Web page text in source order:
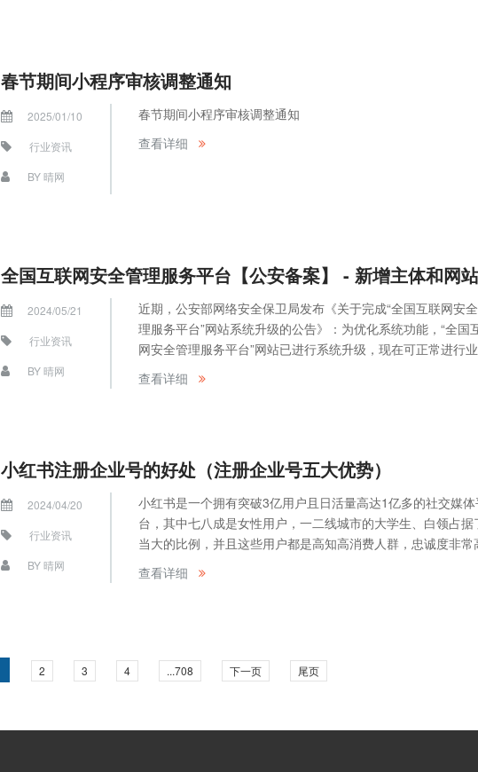
春节期间小程序审核调整通知
2025/01/10
行业资讯
BY晴网
春节期间小程序审核调整通知
查看详细
2024/05/21
行业资讯
BY晴网
近期，公安部网络安全保卫局发布《关于完成“全国互联网安
理服务平台”网站系统升级的公告》：为优化系统功能，“全国
网安全管理服务平台”网站已进行系统升级，现在可正常进行
办理。如前期曾经在旧版公安备案系统（www.beian.gov.cn）
过账号并办理过相关业务，可通过如下操作将历史账号中的信
查看详细
小红书注册企业号的好处（注册企业号五大优势）
2024/04/20
行业资讯
BY晴网
小红书是一个拥有突破3亿用户且日活量高达1亿多的社交媒
台，其中七八成是女性用户，一二线城市的大学生、白领占据
当大的比例，并且这些用户都是高知高消费人群，忠诚度非常
这样的用户群体使得小红书成为了许多商家和品牌进行营销和
的重要平台。而注册小红书企业号是商家在小红书上进行营销
查看详细
2 3 4 ...708 下一页 尾页